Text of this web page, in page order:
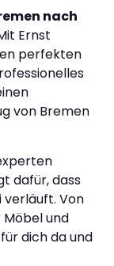
nach
Ernst
perfekten
von Bremen
dafür, dass
verläuft. Von
und
dich da und